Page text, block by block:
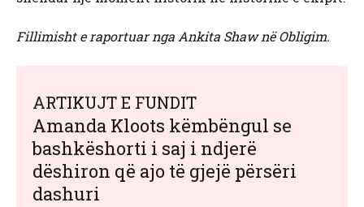
Fillimisht e raportuar nga Ankita Shaw në Obligim.
ARTIKUJT E FUNDIT
Amanda Kloots këmbëngul se
bashkëshorti i saj i ndjerë
dëshiron që ajo të gjejë përsëri
dashuri